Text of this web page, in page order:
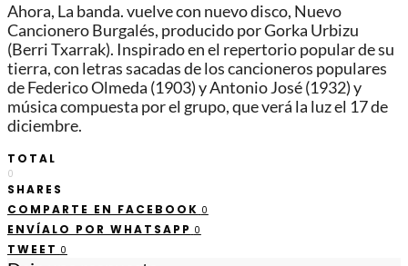
Ahora, La banda. vuelve con nuevo disco, Nuevo
Cancionero Burgalés, producido por Gorka Urbizu
(Berri Txarrak). Inspirado en el repertorio popular de su
tierra, con letras sacadas de los cancioneros populares
de Federico Olmeda (1903) y Antonio José (1932) y
música compuesta por el grupo, que verá la luz el 17 de
diciembre.
TOTAL
0
SHARES
COMPARTE EN FACEBOOK 0
ENVÍALO POR WHATSAPP 0
TWEET 0